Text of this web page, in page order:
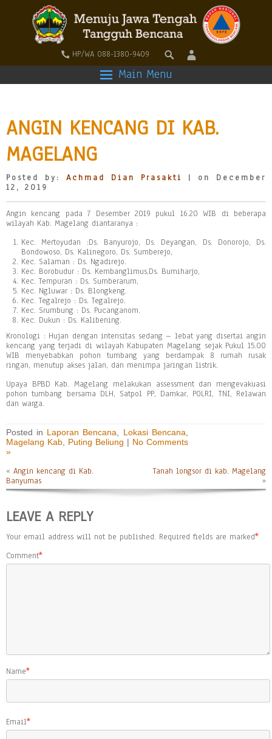
HP/WA 088-1380-9409
Main Menu
ANGIN KENCANG DI KAB.
MAGELANG
Posted by: Achmad Dian Prasakti
| on December
12, 2019
Angin kencang pada 7 Desember 2019 pukul 16.20 WIB di beberapa
wilayah Kab. Magelang diantaranya :
Kec. Mertoyudan :Ds. Banyurojo, Ds. Deyangan, Ds. Donorojo, Ds.
Bondowoso, Ds. Kalinegoro, Ds. Sumberejo,
Kec. Salaman : Ds. Ngadirejo.
Kec. Borobudur : Ds. Kembanglimus,Ds. Bumiharjo,
Kec. Tempuran : Ds. Sumberarum,
Kec. Ngluwar : Ds. Blongkeng.
Kec. Tegalrejo : Ds. Tegalrejo.
Kec. Srumbung : Ds. Pucanganom.
Kec. Dukun : Ds. Kalibening.
Kronologi : Hujan dengan intensitas sedang – lebat yang disertai angin
kencang yang terjadi di wilayah Kabupaten Magelang sejak Pukul 15.00
WIB menyebabkan pohon tumbang yang berdampak 8 rumah rusak
ringan, menutup akses jalan, dan menimpa jaringan listrik.
Upaya BPBD Kab. Magelang melakukan assessment dan mengevakuasi
pohon tumbang bersama DLH, Satpol PP, Damkar, POLRI, TNI, Relawan
dan warga.
Posted in Laporan Bencana Lokasi Bencana
Magelang Kab, Puting Beliung | No Comments
»
« Angin kencang di Kab.
Banyumas
Tanah longsor di kab. Magelang
»
LEAVE A REPLY
Your email address will not be published. Required fields are marked*
Comment*
Name*
Email*